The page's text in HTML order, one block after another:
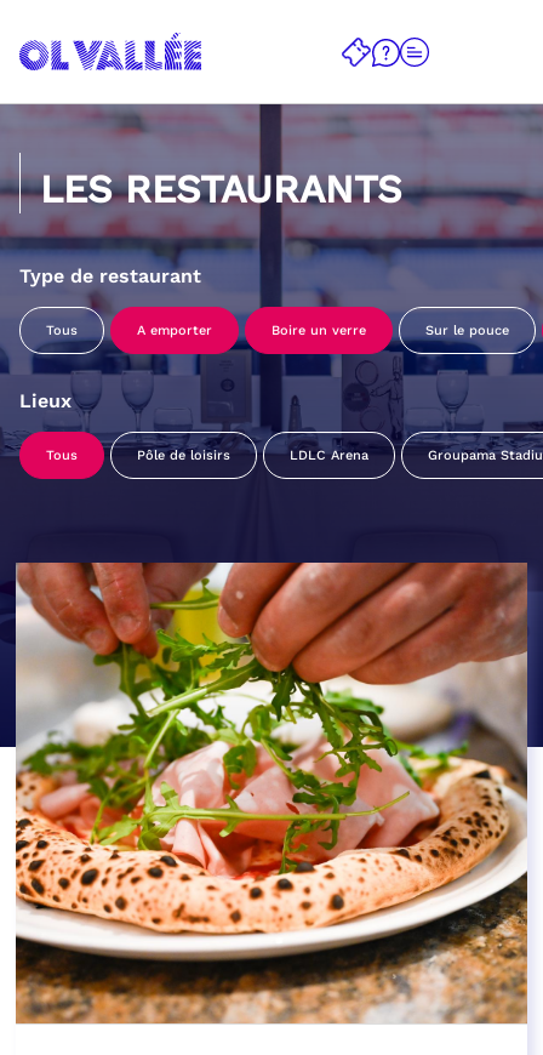
LES RESTAURANTS
Type de restaurant
Tous A emporter Boire un verre Sur le pouce
Lieux
Tous Pôle de loisirs LDLC Arena Groupama